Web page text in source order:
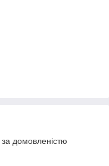
домовленістю